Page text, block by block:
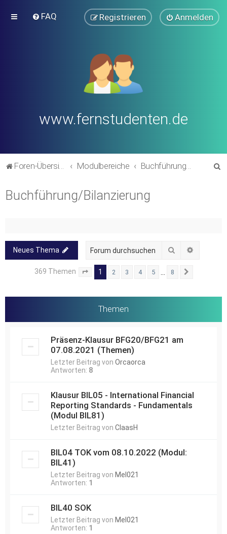
FAQ Anmelden
Registrieren
www.fernstudenten.de
Foren-Übersicht Modulbereiche Buchführung/Bilanzierung
Buchführung/Bilanzierung
Neues Thema Suche
369 Themen Seite von 8
1 2 3 4 5 8
Themen
Präsenz-Klausur BFG20/BFG21 am
07.08.2021 (Themen)
Letzter Beitrag von Orcaorca
Antworten: 8
Klausur BIL05 - International Financial
Reporting Standards - Fundamentals
(Modul BIL81)
Letzter Beitrag von ClaasH
BIL04 TOK vom 08.10.2022 (Modul:
BIL41)
Letzter Beitrag von Mel021
Antworten: 1
BIL40 SOK
Letzter Beitrag von Mel021
Antworten: 1